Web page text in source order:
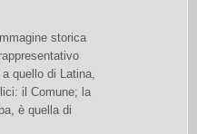
storica
quello di Latina,
il Comune; la
è quella di